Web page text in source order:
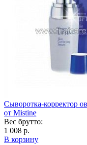
Сыворотка-корректор
от Mistine
Вес брутто:
1 008 р.
В корзину